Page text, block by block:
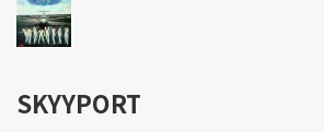
SKYYPORT